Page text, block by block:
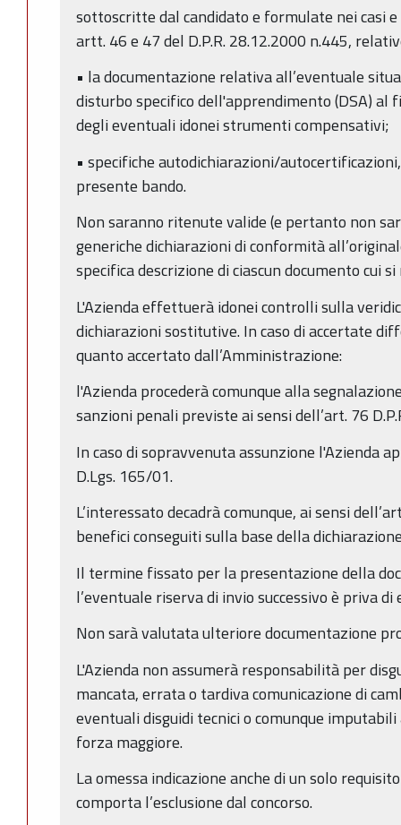
sottoscritte dal candidato e formulate nei casi
artt. 46 e 47 del D.P.R. 28.12.2000 n.445,
• la documentazione relativa all’eventuale
disturbo specifico dell'apprendimento (DSA)
degli eventuali idonei strumenti compensativi;
• specifiche autodichiarazioni/
presente bando.
Non saranno ritenute valide (e pertanto non
generiche dichiarazioni di conformità
specifica descrizione di ciascun documento cui
L'Azienda effettuerà idonei controlli sulla
dichiarazioni sostitutive. In caso di accertate
quanto accertato dall’Amministrazione:
l'Azienda procederà comunque alla
sanzioni penali previste ai sensi dell’art. 76
In caso di sopravvenuta assunzione l'Azienda
D.Lgs. 165/01.
L’interessato decadrà comunque, ai sensi
benefici conseguiti sulla base della
Il termine fissato per la presentazione della
l’eventuale riserva di invio successivo è priva
Non sarà valutata ulteriore documentazione
L'Azienda non assumerà responsabilità per
mancata, errata o tardiva comunicazione di
eventuali disguidi tecnici o comunque
forza maggiore.
La omessa indicazione anche di un solo
comporta l’esclusione dal concorso.